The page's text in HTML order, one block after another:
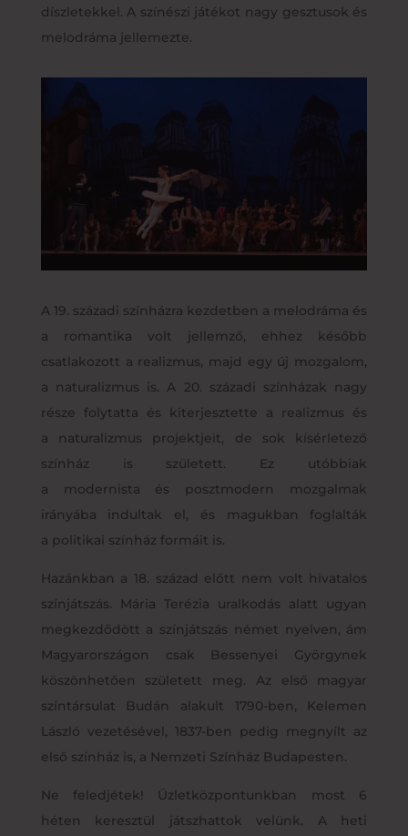
díszletekkel. A színészi játékot nagy gesztusok és
melodráma jellemezte.
A 19. századi színházra kezdetben a melodráma és
a romantika volt jellemző, ehhez később
csatlakozott a realizmus, majd egy új mozgalom,
a naturalizmus is. A 20. századi színházak nagy
része folytatta és kiterjesztette a realizmus és
a naturalizmus projektjeit, de sok kísérletező
színház is született. Ez utóbbiak
a modernista és posztmodern mozgalmak
irányába indultak el, és magukban foglalták
a politikai színház formáit is.
Hazánkban a 18. század előtt nem volt hivatalos
színjátszás. Mária Terézia uralkodás alatt ugyan
megkezdődött a színjátszás német nyelven, ám
Magyarországon csak Bessenyei Györgynek
köszönhetően született meg. Az első magyar
színtársulat Budán alakult 1790-ben,
Kelemen
László vezetésével, 1837-ben pedig megnyílt az
első színház is, a Nemzeti Színház Budapesten.
Ne feledjétek! Üzletközpontunkban most 6
héten keresztül játszhattok velünk. A heti